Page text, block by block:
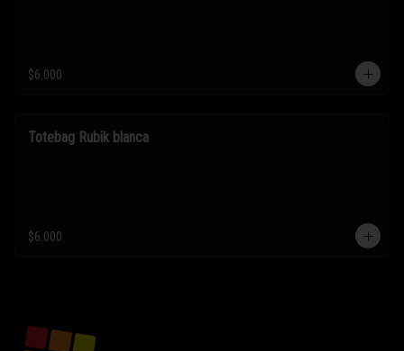
$6.000
Totebag Rubik blanca
$6.000